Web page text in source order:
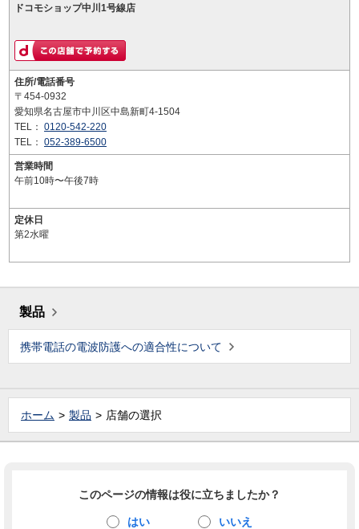
ドコモショップ中川1号線店
住所/電話番号
〒454-0932
愛知県名古屋市中川区中島新町4-1504
TEL： 0120-542-220
TEL： 052-389-6500
営業時間
午前10時〜午後7時
定休日
第2水曜
製品
携帯電話の電波防護への適合性について
ホーム 製品 店舗の選択
このページの情報は役に立ちましたか？
はい いいえ